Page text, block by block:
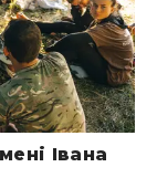
Івана